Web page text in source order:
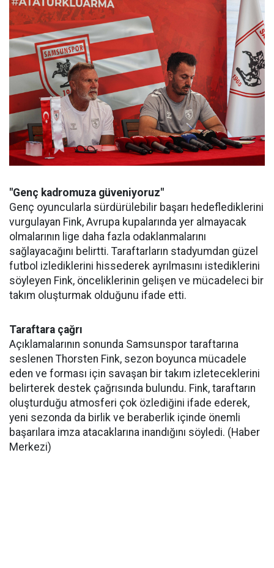
"Genç kadromuza güveniyoruz"
Genç oyuncularla sürdürülebilir başarı hedeflediklerini
vurgulayan Fink, Avrupa kupalarında yer almayacak
olmalarının lige daha fazla odaklanmalarını
sağlayacağını belirtti. Taraftarların stadyumdan güzel
futbol izlediklerini hissederek ayrılmasını istediklerini
söyleyen Fink, önceliklerinin gelişen ve mücadeleci bir
takım oluşturmak olduğunu ifade etti.
Taraftara çağrı
Açıklamalarının sonunda Samsunspor taraftarına
seslenen Thorsten Fink, sezon boyunca mücadele
eden ve forması için savaşan bir takım izleteceklerini
belirterek destek çağrısında bulundu. Fink, taraftarın
oluşturduğu atmosferi çok özlediğini ifade ederek,
yeni sezonda da birlik ve beraberlik içinde önemli
başarılara imza atacaklarına inandığını söyledi. (Haber
Merkezi)